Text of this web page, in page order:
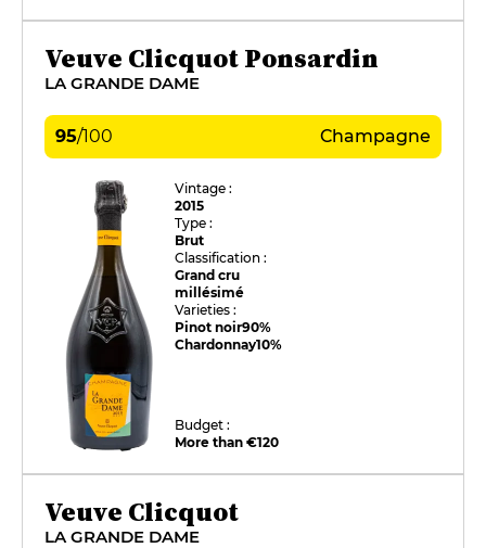
Veuve Clicquot Ponsardin
LA GRANDE DAME
95/100 Champagne
Vintage :
2015
Type :
Brut
Classification :
Grand cru
millésimé
Varieties :
Pinot noir90%
Chardonnay10%
Budget :
More than €120
Veuve Clicquot
LA GRANDE DAME